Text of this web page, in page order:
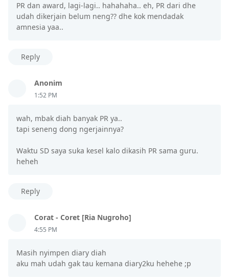
PR dan award, lagi-lagi.. hahahaha.. eh, PR dari dhe
udah dikerjain belum neng?? dhe kok mendadak
amnesia yaa..
Reply
Anonim
1:52 PM
wah, mbak diah banyak PR ya..
tapi seneng dong ngerjainnya?
Waktu SD saya suka kesel kalo dikasih PR sama guru.
heheh
Reply
Corat - Coret [Ria Nugroho]
4:55 PM
Masih nyimpen diary diah
aku mah udah gak tau kemana diary2ku hehehe ;p